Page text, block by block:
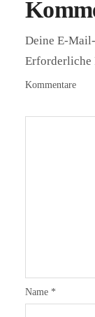
Deine E-
Erforderliche
Kommentare
Name *